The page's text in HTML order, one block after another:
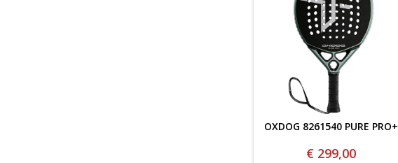
OXDOG 8261540 PURE PRO+
€ 299,00